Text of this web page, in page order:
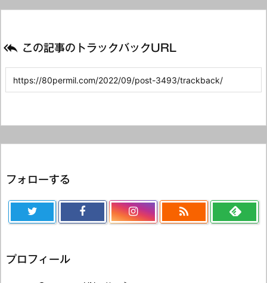
 この記事のトラックバックURL
フォローする

プロフィール